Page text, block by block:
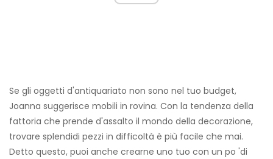
Se gli oggetti d'antiquariato non sono nel tuo budget,
Joanna suggerisce mobili in rovina. Con la tendenza della
fattoria che prende d'assalto il mondo della decorazione,
trovare splendidi pezzi in difficoltà è più facile che mai.
Detto questo, puoi anche crearne uno tuo con un po 'di